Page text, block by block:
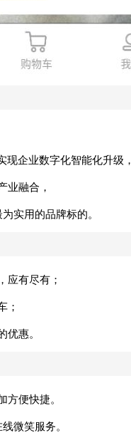
现企业数字化智能化升级，
业融合，
实用的品牌标的。
应有尽有；
；
惠。
便快捷。
微笑服务。